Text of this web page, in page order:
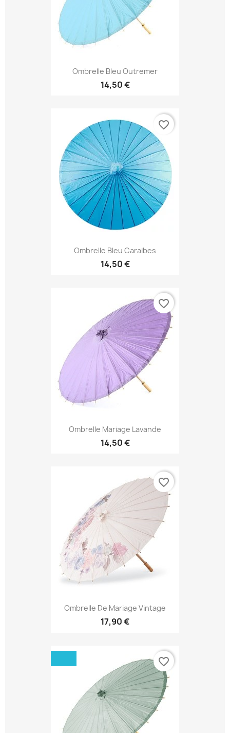
Ombrelle Bleu Outremer
14,50 €
Ombrelle Bleu Caraibes
14,50 €
favorite_border
Ombrelle Mariage Lavande
14,50 €
favorite_border
Ombrelle De Mariage Vintage
17,90 €
favorite_border
favorite_border